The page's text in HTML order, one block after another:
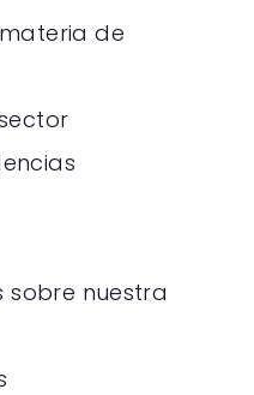
de
sobre nuestra